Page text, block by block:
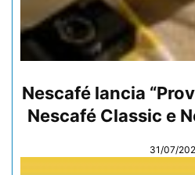
Nescafé lancia
Nescafé Classic e
31/07/